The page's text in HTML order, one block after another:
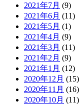
2021年7月 (9)
2021年6月 (11)
2021年5月 (1)
2021年4月 (9)
2021年3月 (11)
2021年2月 (9)
2021年1月 (12)
2020年12月 (15)
2020年11月 (16)
2020年10月 (11)